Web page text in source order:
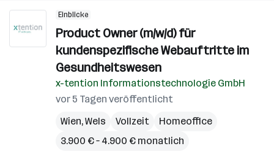
Einblicke
Product Owner (m/w/d) für
kundenspezifische Webauftritte im
Gesundheitswesen
x-tention Informationstechnologie GmbH
vor 5 Tagen veröffentlicht
Wien,Wels Vollzeit
Homeoffice
3.900 € – 4.900 € monatlich